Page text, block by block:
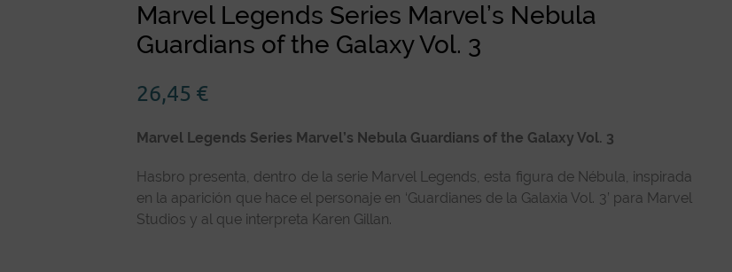
Marvel Legends Series Marvel’s Nebula
Guardians of the Galaxy Vol. 3
26,45 €
Marvel Legends Series Marvel’s Nebula Guardians of the Galaxy Vol. 3
Hasbro presenta, dentro de la serie Marvel Legends, esta figura de Nébula, inspirada
en la aparición que hace el personaje en ‘Guardianes de la Galaxia Vol. 3’ para Marvel
Studios y al que interpreta Karen Gillan.